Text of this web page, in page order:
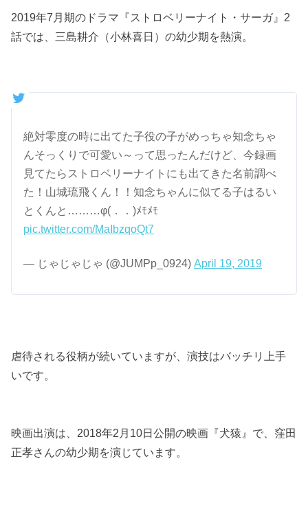
2019年7月期のドラマ『ストロベリーナイト・サーガ』2
話では、三島耕介（小林喜日）の幼少期を熱演。
絶対零度の時に出てた子役の子がめっちゃ知念ちゃ
んそっくりで可愛い～って思ったんだけど、今録画
見てたらストロベリーナイトにも出てきた名前調べ
た！山城琉飛くん！！知念ちゃんに似てる子はるい
とくんと………φ(．．)ﾒﾓﾒﾓ
pic.twitter.com/MaIbzqoQt7
— じゃじゃじゃ (@JUMPp_0924)April 19, 2019
虐待される役柄が続いていますが、演技はバッチリ上手
いです。
映画出演は、2018年2月10日公開の映画『犬猿』で、窪田
正孝さんの幼少期を演じています。